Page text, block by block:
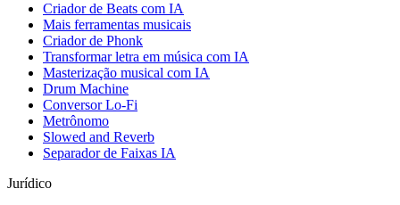
Criador de Beats com IA
Mais ferramentas musicais
Criador de Phonk
Transformar letra em música com IA
Masterização musical com IA
Drum Machine
Conversor Lo-Fi
Metrônomo
Slowed and Reverb
Separador de Faixas IA
Jurídico